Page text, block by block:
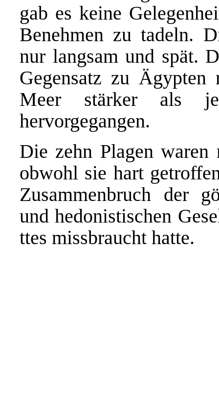
gab es keine
Benehmen zu tadeln.
nur langsam und spät.
Gegensatz zu
Meer stärker als
hervorgegangen.
Die zehn Plagen
obwohl sie hart
Zusammenbruch der
und hedonistischen
ttes missbraucht hatte.